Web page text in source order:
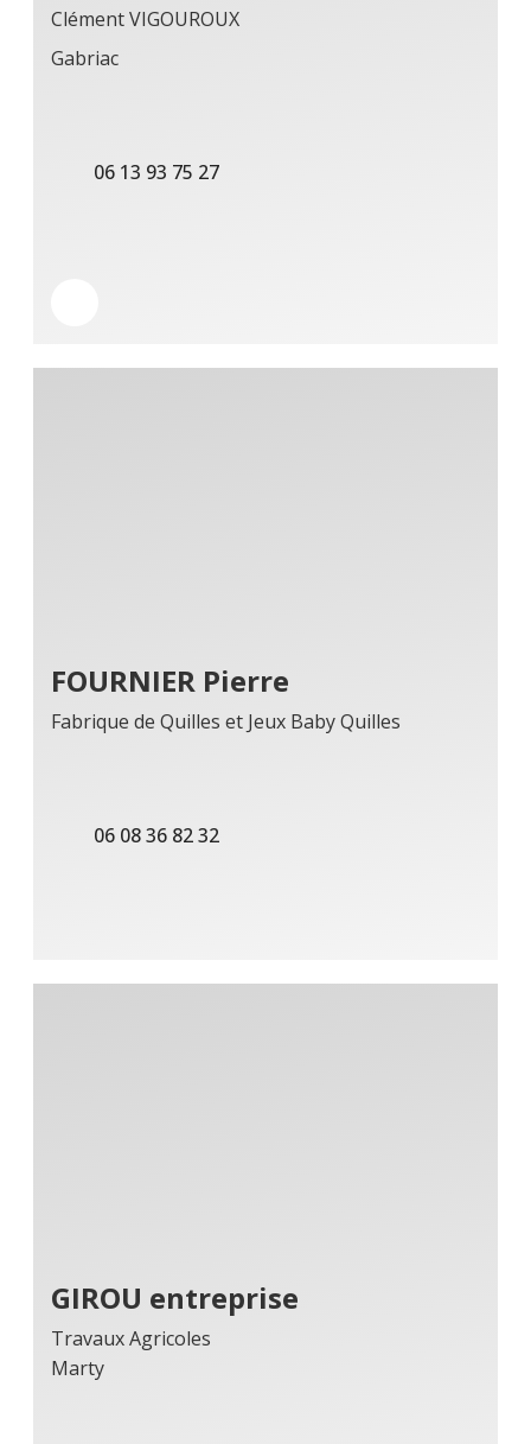
Clément VIGOUROUX
Gabriac
06 13 93 75 27
FOURNIER Pierre
Fabrique de Quilles et Jeux Baby Quilles
06 08 36 82 32
GIROU entreprise
Travaux Agricoles
Marty